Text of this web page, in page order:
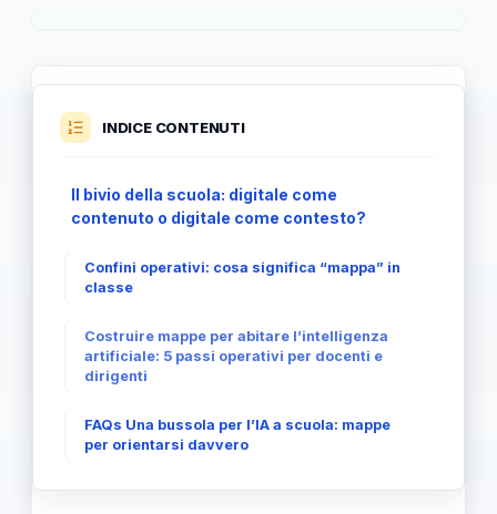
INDICE CONTENUTI
Il bivio della scuola: digitale come
contenuto o digitale come contesto?
Confini operativi: cosa significa “mappa” in
classe
Costruire mappe per abitare l’intelligenza
artificiale: 5 passi operativi per docenti e
dirigenti
FAQs Una bussola per l’IA a scuola: mappe
per orientarsi davvero